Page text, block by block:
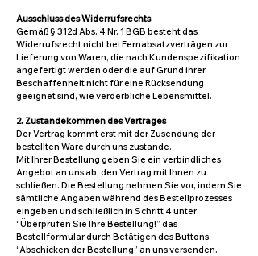
Ausschluss des Widerrufsrechts
Gemäß § 312d Abs. 4 Nr. 1 BGB besteht das
Widerrufsrecht nicht bei Fernabsatzverträgen zur
Lieferung von Waren, die nach Kundenspezifikation
angefertigt werden oder die auf Grund ihrer
Beschaffenheit nicht für eine Rücksendung
geeignet sind, wie verderbliche Lebensmittel.
2. Zustandekommen des Vertrages
Der Vertrag kommt erst mit der Zusendung der
bestellten Ware durch uns zustande.
Mit Ihrer Bestellung geben Sie ein verbindliches
Angebot an uns ab, den Vertrag mit Ihnen zu
schließen. Die Bestellung nehmen Sie vor, indem Sie
sämtliche Angaben während des Bestellprozesses
eingeben und schließlich in Schritt 4 unter
“Überprüfen Sie Ihre Bestellung!” das
Bestellformular durch Betätigen des Buttons
“Abschicken der Bestellung” an uns versenden.